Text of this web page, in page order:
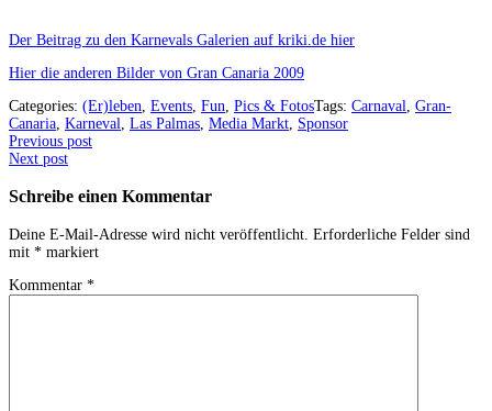
Der Beitrag zu den Karnevals Galerien auf kriki.de hier
Hier die anderen Bilder von Gran Canaria 2009
Categories: (Er)leben, Events, Fun, Pics & FotosTags: Carnaval, Gran-
Canaria, Karneval, Las Palmas, Media Markt, Sponsor
Post
navigation
Previous post
Next post
Schreibe einen Kommentar
Deine E-Mail-Adresse wird nicht veröffentlicht. Erforderliche Felder sind
mit * markiert
Kommentar *